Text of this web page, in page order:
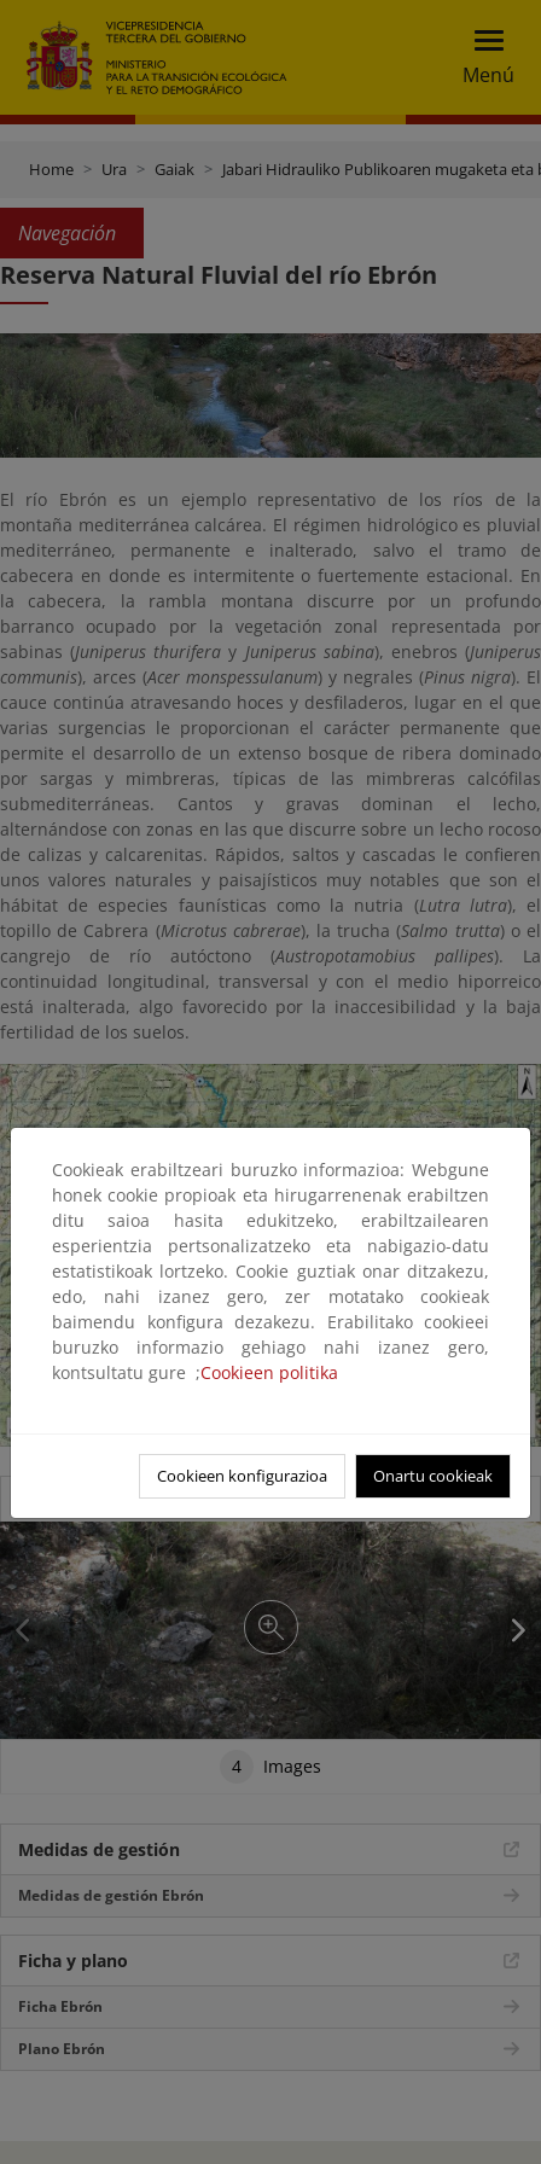
Menú
Home Ura Gaiak Jabari Hidrauliko Publikoaren mugaketa eta
Navegación
Reserva Natural Fluvial del río Ebrón
El río Ebrón es un ejemplo representativo de los ríos de la
montaña mediterránea calcárea. El régimen hidrológico es pluvial
mediterráneo, permanente e inalterado, salvo el tramo de
cabecera en donde es intermitente o fuertemente estacional. En
la cabecera, la rambla montana discurre por un profundo
barranco ocupado por la vegetación zonal representada por
sabinas (Juniperus thurifera y Juniperus sabina), enebros (Juniperus
communis), arces (Acer monspessulanum) y negrales (Pinus nigra). El
cauce continúa atravesando hoces y desfiladeros, lugar en el que
varias surgencias le proporcionan el carácter permanente que
permite el desarrollo de un extenso bosque de ribera dominado
por sargas y mimbreras, típicas de las mimbreras calcófilas
submediterráneas. Cantos y gravas dominan el lecho,
alternándose con zonas en las que discurre sobre un lecho rocoso
de calizas y calcarenitas. Rápidos, saltos y cascadas le confieren
unos valores naturales y paisajísticos muy notables que son el
hábitat de especies faunísticas como la nutria (Lutra lutra), el
topillo de Cabrera (Microtus cabrerae), la trucha (Salmo trutta) o el
cangrejo de río autóctono (Austropotamobius pallipes). La
continuidad longitudinal, transversal y con el medio hiporreico
está inalterada, algo favorecido por la inaccesibilidad y la baja
fertilidad de los suelos.
Reserva natural fluvial del río Ebrón
4 Images
Medidas de gestión
Medidas de gestión Ebrón
Ficha y plano
Ficha Ebrón
Plano Ebrón
Cookieak erabiltzeari buruzko informazioa: Webgune
honek cookie propioak eta hirugarrenenak erabiltzen
ditu saioa hasita edukitzeko, erabiltzailearen
esperientzia pertsonalizatzeko eta nabigazio-datu
estatistikoak lortzeko. Cookie guztiak onar ditzakezu,
edo, nahi izanez gero, zer motatako cookieak
baimendu konfigura dezakezu. Erabilitako cookieei
buruzko informazio gehiago nahi izanez gero,
kontsultatu gure ;Cookieen politika
Cookieen konfigurazioa Onartu cookieak